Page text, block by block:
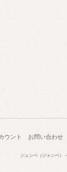
ウント お問い合わせ
ジェンベ（ジャンベ